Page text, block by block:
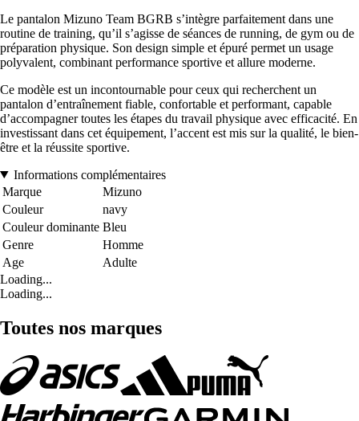
Le pantalon Mizuno Team BGRB s’intègre parfaitement dans une
routine de training, qu’il s’agisse de séances de running, de gym ou de
préparation physique. Son design simple et épuré permet un usage
polyvalent, combinant performance sportive et allure moderne.
Ce modèle est un incontournable pour ceux qui recherchent un
pantalon d’entraînement fiable, confortable et performant, capable
d’accompagner toutes les étapes du travail physique avec efficacité. En
investissant dans cet équipement, l’accent est mis sur la qualité, le bien-
être et la réussite sportive.
Informations complémentaires
Marque
Mizuno
Couleur
navy
Couleur dominante Bleu
Genre
Homme
Age
Adulte
Loading...
Loading...
Toutes nos marques